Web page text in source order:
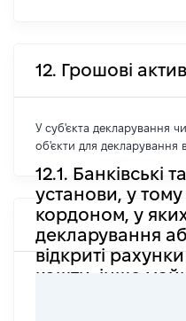
12. Грошові
У суб'єкта декларування чи
об'єкти для декларування
12.1. Банківські
установи, у тому
кордоном, у
декларування
відкриті
кошти, інше